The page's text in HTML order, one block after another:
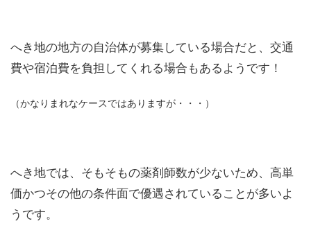
へき地の地方の自治体が募集している場合だと、交通
費や宿泊費を負担してくれる場合もあるようです！
（かなりまれなケースではありますが・・・）
へき地では、そもそもの薬剤師数が少ないため、高単
価かつその他の条件面で優遇されていることが多いよ
うです。